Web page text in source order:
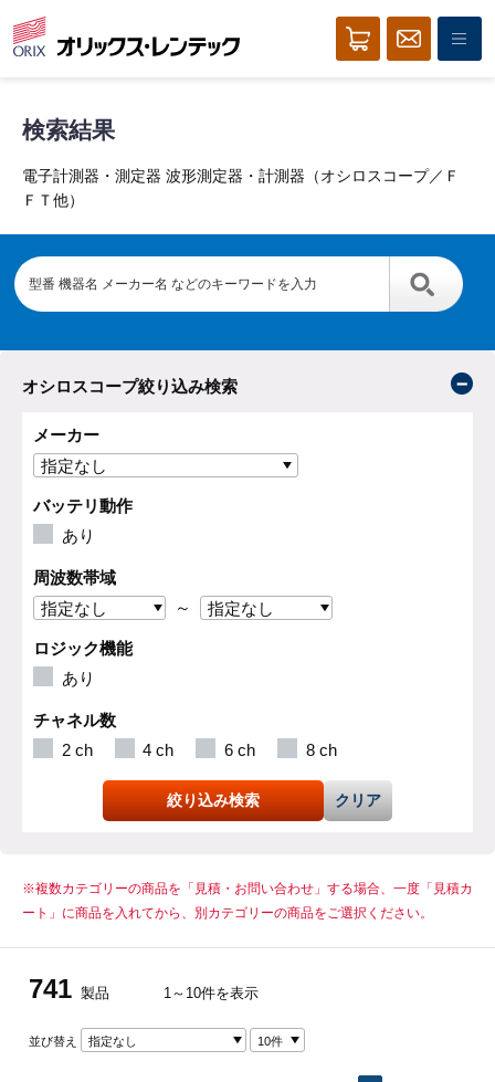
検索結果
電子計測器・測定器 波形測定器・計測器（オシロスコープ／Ｆ
ＦＴ他）
オシロスコープ絞り込み検索
メーカー
指定なし
バッテリ動作
あり
周波数帯域
指定なし
～ 指定なし
ロジック機能
あり
チャネル数
2 ch
4 ch 6 ch 8 ch
絞り込み検索 クリア
※複数カテゴリーの商品を「見積・お問い合わせ」する場合、一度「見積カ
ート」に商品を入れてから、別カテゴリーの商品をご選択ください。
741 製品 1～10件を表示
並び替え 指定なし 10件